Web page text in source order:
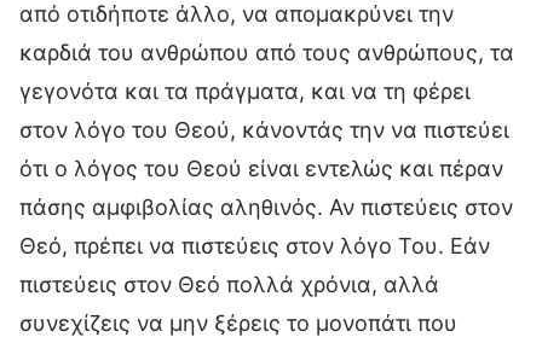
από οτιδήποτε άλλο, να απομακρύνει την
καρδιά του ανθρώπου από τους ανθρώπους, τα
γεγονότα και τα πράγματα, και να τη φέρει
στον λόγο του Θεού, κάνοντάς την να πιστεύει
ότι ο λόγος του Θεού είναι εντελώς και πέραν
πάσης αμφιβολίας αληθινός. Αν πιστεύεις στον
Θεό, πρέπει να πιστεύεις στον λόγο Του. Εάν
πιστεύεις στον Θεό πολλά χρόνια, αλλά
συνεχίζεις να μην ξέρεις το μονοπάτι που